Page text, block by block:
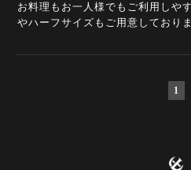
お料理もお一人様でもご利用しや
やハーフサイズもご用意しておりま
1